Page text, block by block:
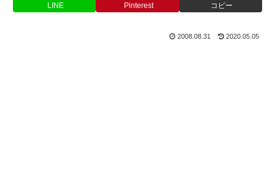
LINE Pinterest コピー
2008.08.31 2020.05.05